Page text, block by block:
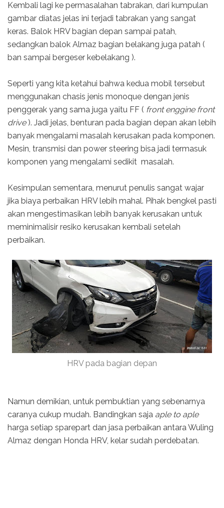
Kembali lagi ke permasalahan tabrakan, dari kumpulan
gambar diatas jelas ini terjadi tabrakan yang sangat
keras. Balok HRV bagian depan sampai patah,
sedangkan balok Almaz bagian belakang juga patah (
ban sampai bergeser kebelakang ).
Seperti yang kita ketahui bahwa kedua mobil tersebut
menggunakan chasis jenis monoque dengan jenis
penggerak yang sama juga yaitu FF ( front enggine front
drive). Jadi jelas, benturan pada bagian depan akan lebih
banyak mengalami masalah kerusakan pada komponen.
Mesin, transmisi dan power steering bisa jadi termasuk
komponen yang mengalami sedikit masalah.
Kesimpulan sementara, menurut penulis sangat wajar
jika biaya perbaikan HRV lebih mahal. Pihak bengkel pasti
akan mengestimasikan lebih banyak kerusakan untuk
meminimalisir resiko kerusakan kembali setelah
perbaikan.
HRV pada bagian depan
Namun demikian, untuk pembuktian yang sebenarnya
caranya cukup mudah. Bandingkan saja aple to aple
harga setiap sparepart dan jasa perbaikan antara Wuling
Almaz dengan Honda HRV, kelar sudah perdebatan.